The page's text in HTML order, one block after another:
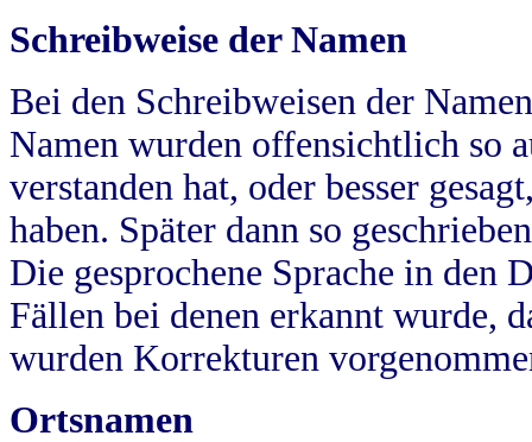
Schreibweise der Namen
Bei den Schreibweisen der
Namen wurden offensichtlich so
verstanden hat, oder besser
haben. Später dann so
Die gesprochene Sprache in
Fällen bei denen erkannt wurde,
wurden Korrekturen
Ortsnamen